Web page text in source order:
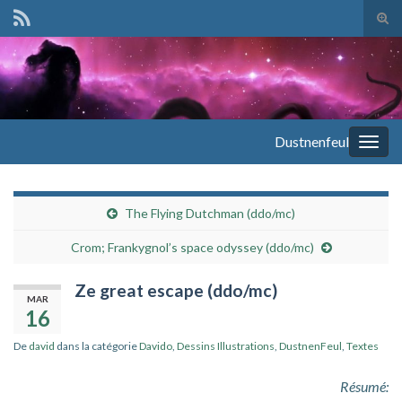
Search for:
Dustnenfeul
The Flying Dutchman (ddo/mc)
Crom; Frankygnol’s space odyssey (ddo/mc)
MAR
16
Ze great escape (ddo/mc)
De david dans la catégorieDavido, Dessins Illustrations, DustnenFeul, Textes
Résumé: